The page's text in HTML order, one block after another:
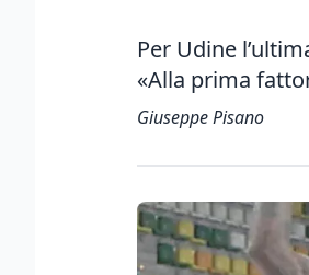
Per Udine
«Alla prima
Giuseppe Pisano